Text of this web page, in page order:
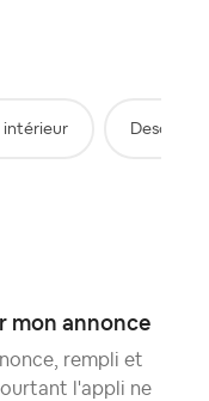
intérieur
mon annonce
rempli et
l'appli ne